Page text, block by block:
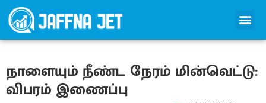
நாளையும் நீண்ட நேரம் மின்வெட்டு:
விபரம் இணைப்பு